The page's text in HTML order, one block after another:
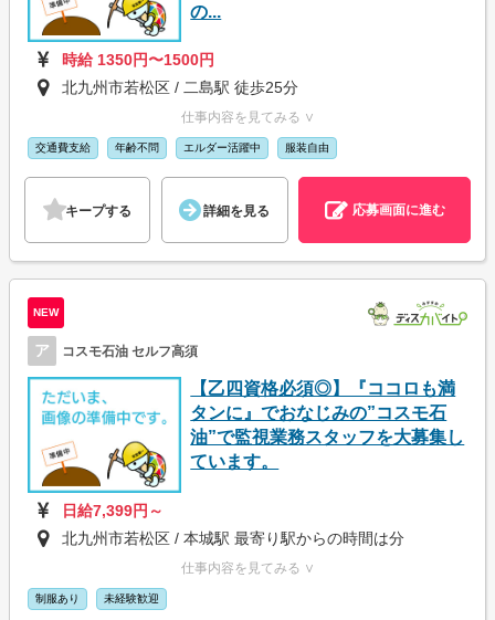
の...
時給 1350円〜1500円
北九州市若松区 / 二島駅 徒歩25分
仕事内容を見てみる ∨
交通費支給 年齢不問 エルダー活躍中 服装自由
キープする 詳細を見る 応募画面に進む
NEW
ア コスモ石油 セルフ高須
【乙四資格必須◎】『ココロも満
タンに』でおなじみの”コスモ石
油”で監視業務スタッフを大募集し
ています。
日給7,399円～
北九州市若松区 / 本城駅 最寄り駅からの時間は分
仕事内容を見てみる ∨
制服あり 未経験歓迎